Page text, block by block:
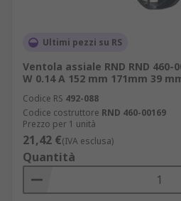
Ultimi pezzi su RS
Ventola assiale RND RND 460-
W 0.14 A 152 mm 171mm 39
Codice RS 492-088
Codice costruttore RND 460-00169
Prezzo per 1 unità
21,42 €(IVA esclusa)
Quantità